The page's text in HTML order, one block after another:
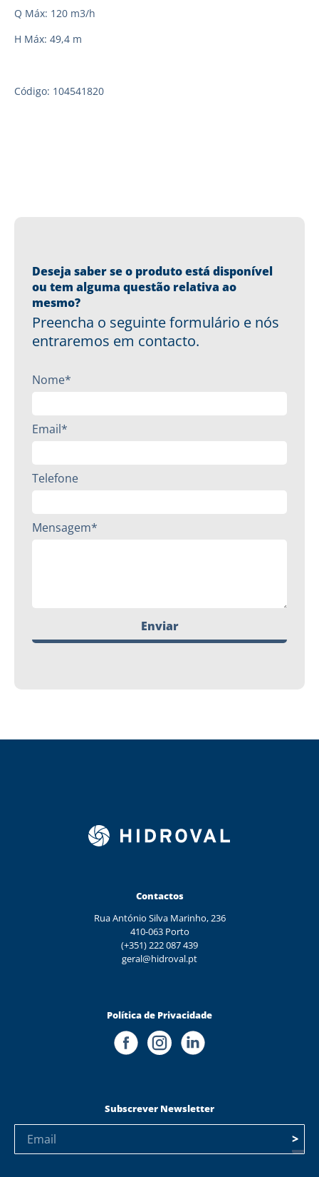
Q Máx: 120 m3/h
H Máx: 49,4 m
Código: 104541820
Deseja saber se o produto está disponível
ou tem alguma questão relativa ao
mesmo?
Preencha o seguinte formulário e nós
entraremos em contacto.
Nome*
Email*
Telefone
Mensagem*
Enviar
Contactos
Rua António Silva Marinho, 236
410-063 Porto
(+351) 222 087 439
geral@hidroval.pt
Política de Privacidade
Subscrever Newsletter
>